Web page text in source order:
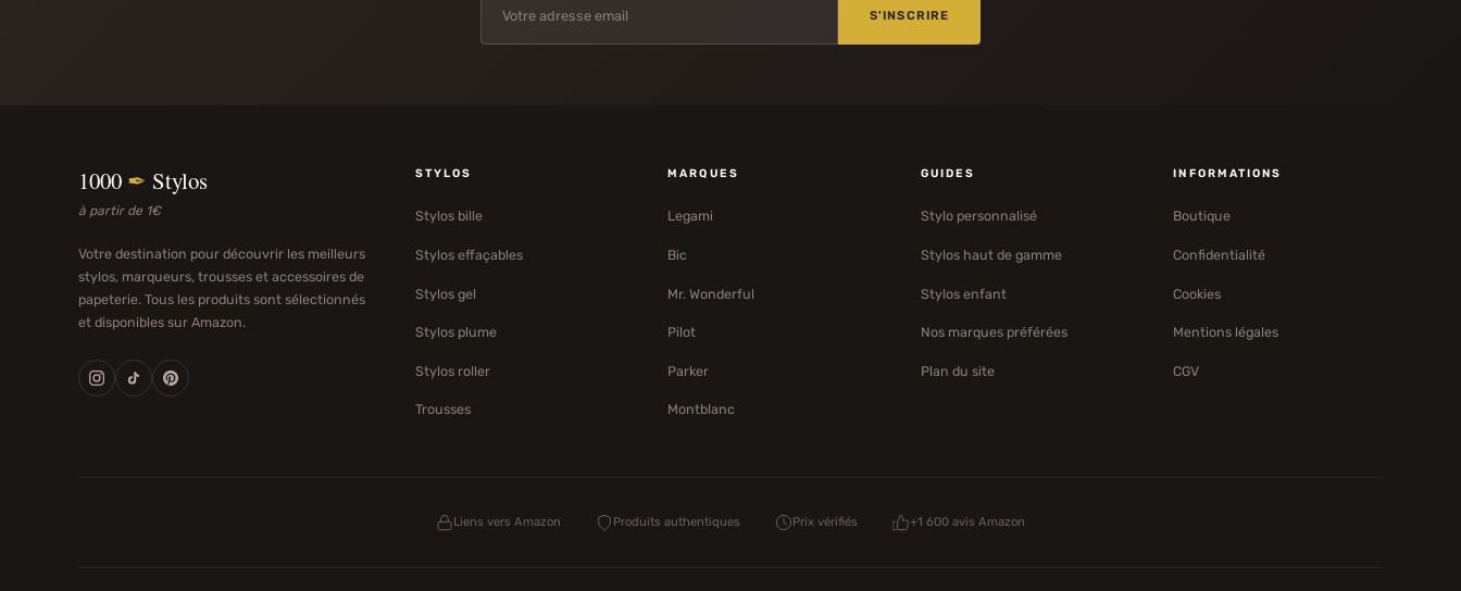
S'INSCRIRE
1000 ✒ Stylos
à partir de 1€
Votre destination pour découvrir les meilleurs
stylos, marqueurs, trousses et accessoires de
papeterie. Tous les produits sont sélectionnés
et disponibles sur Amazon.
STYLOS
Stylos bille
Stylos effaçables
Stylos gel
Stylos plume
Stylos roller
Trousses
MARQUES
Legami
Bic
Mr. Wonderful
Pilot
Parker
Montblanc
GUIDES
Stylo personnalisé
Stylos haut de gamme
Stylos enfant
Nos marques préférées
Plan du site
INFORMATIONS
Boutique
Confidentialité
Cookies
Mentions légales
CGV
Liens vers Amazon Produits authentiques Prix vérifiés +1 600 avis Amazon